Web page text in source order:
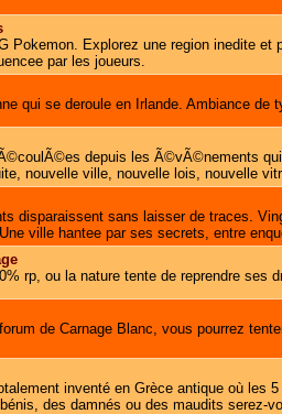
Pokemon. Explorez une region inedite et
par les joueurs.
qui se deroule en Irlande. Ambiance de
depuis les Ã©vÃ©nements
nouvelle ville, nouvelle lois, nouvelle
disparaissent sans laisser de traces.
ville hantee par ses secrets, entre
rp, ou la nature tente de reprendre ses
de Carnage Blanc, vous pourrez
inventé en Grèce antique où les
des damnés ou des maudits serez-